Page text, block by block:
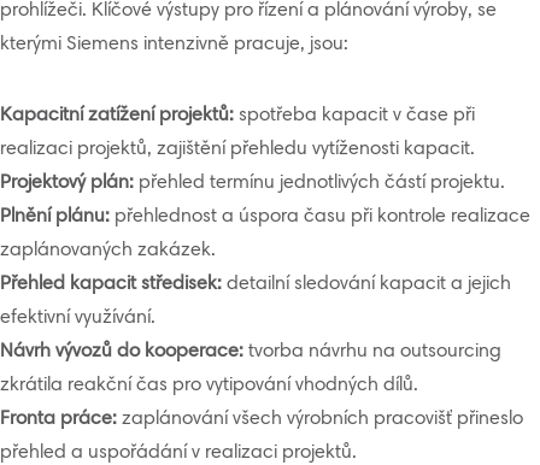
prohlížeči. Klíčové výstupy pro řízení a plánování výroby, se
kterými Siemens intenzivně pracuje, jsou:
Kapacitní zatížení projektů: spotřeba kapacit v čase při
realizaci projektů, zajištění přehledu vytíženosti kapacit.
Projektový plán: přehled termínu jednotlivých částí projektu.
Plnění plánu: přehlednost a úspora času při kontrole realizace
zaplánovaných zakázek.
Přehled kapacit středisek: detailní sledování kapacit a jejich
efektivní využívání.
Návrh vývozů do kooperace: tvorba návrhu na outsourcing
zkrátila reakční čas pro vytipování vhodných dílů.
Fronta práce: zaplánování všech výrobních pracovišť přineslo
přehled a uspořádání v realizaci projektů.